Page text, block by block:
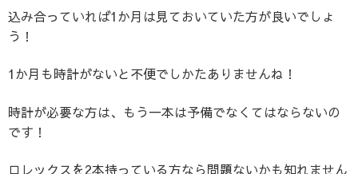
込み合っていれば1か月は見ておいていた方が良いでしょ
う！
1か月も時計がないと不便でしかたありませんね！
時計が必要な方は、もう一本は予備でなくてはならないの
です！
ロレックスを2本持っている方なら問題ないかも知れません